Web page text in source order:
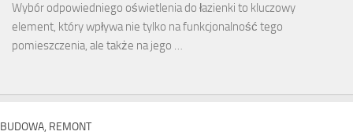
Wybór odpowiedniego oświetlenia do łazienki to kluczowy
element, który wpływa nie tylko na funkcjonalność tego
pomieszczenia, ale także na jego …
BUDOWA, REMONT